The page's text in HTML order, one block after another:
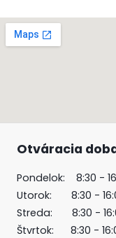
Otváracia
Pondelok: 8:30 -
Utorok: 8:30 -
Streda: 8:30 -
Štvrtok: 8:30 -